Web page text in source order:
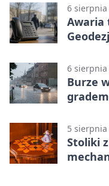
6 sierpnia
Awaria
6 sierpnia
Burze
5 sierpnia
Stoliki